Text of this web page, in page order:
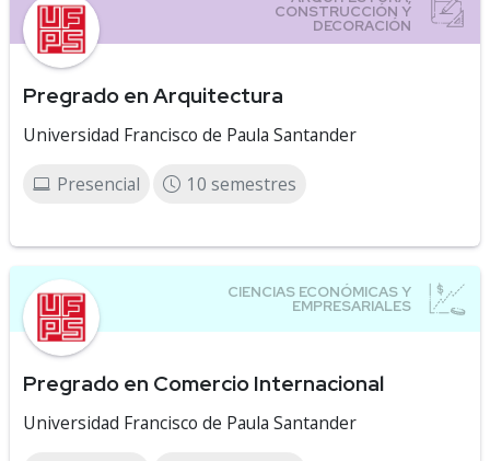
Pregrado en Arquitectura
Universidad Francisco de Paula Santander
Presencial 10 semestres
Pregrado en Comercio Internacional
Universidad Francisco de Paula Santander